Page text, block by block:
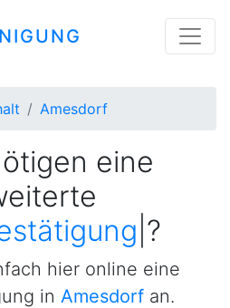
Amesdorf
eine
?
hier online eine
in Amesdorf an.